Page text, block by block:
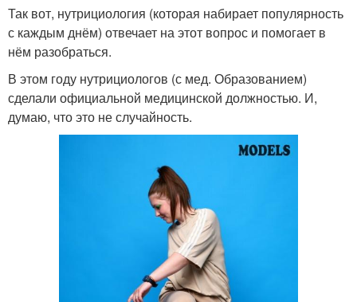
Так вот, нутрициология (которая набирает популярность
с каждым днём) отвечает на этот вопрос и помогает в
нём разобраться.
В этом году нутрициологов (с мед. Образованием)
сделали официальной медицинской должностью. И,
думаю, что это не случайность.